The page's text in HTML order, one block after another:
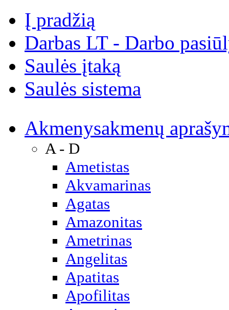
Į pradžią
Darbas LT - Darbo
Saulės įtaką
Saulės sistema
Akmenysakmenų
A - D
Ametistas
Akvamarinas
Agatas
Amazonitas
Ametrinas
Angelitas
Apatitas
Apofilitas